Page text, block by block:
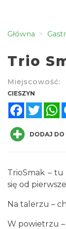
Główna
Trio
Miejscowość:
CIESZYN
Facebook
DODAJ DO
TrioSmak –
się od
Na talerzu –
W powietrzu